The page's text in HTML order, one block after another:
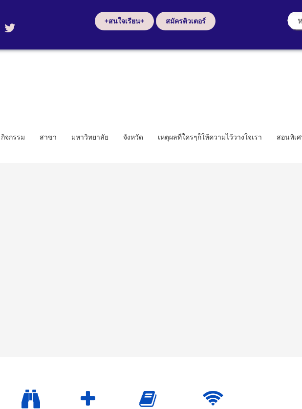
+สนใจเรียน+ สมัครติวเตอร์
กิจกรรม สาขา มหาวิทยาลัย จังหวัด เหตุผลที่ใครๆก็ให้ความไว้วางใจเรา สอนพิเ